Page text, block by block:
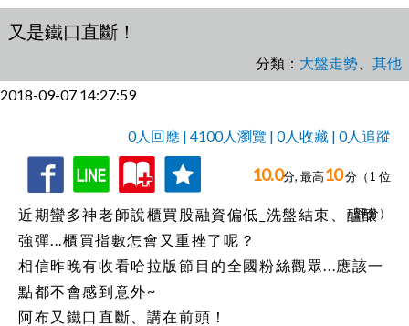
又是鐵口直斷！
分類： 大盤走勢、 其他
2018-09-07 14:27:59
0人回應 | 4100人瀏覽 | 0人收藏 | 0人追蹤
收
藏
追
蹤
10.0分, 最高10分（1 位
評分）
近期蠻多神老師說櫃買股融資偏低_洗盤結束、醞釀
強彈...櫃買指數怎會又重挫了呢？
相信昨晚有收看哈拉版節目的全國粉絲觀眾...應該一
點都不會感到意外~
阿布又鐵口直斷、講在前頭！